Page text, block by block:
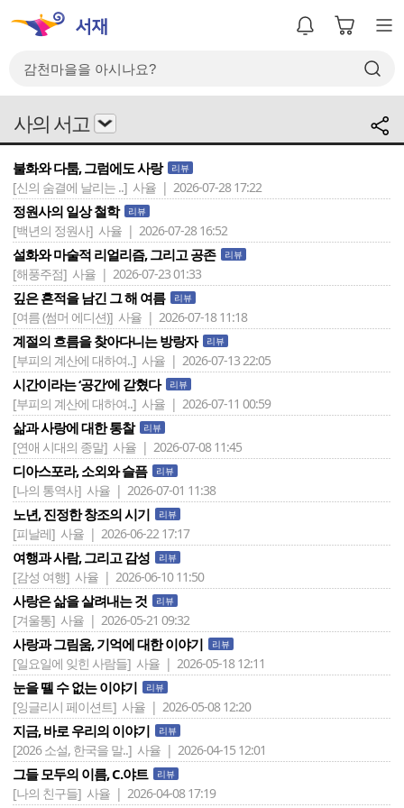
사의 서고
불화와 다툼, 그럼에도 사랑 리뷰
[신의 숨결에 날리는 ..] 사율 | 2026-07-28 17:22
정원사의 일상 철학 리뷰
[백년의 정원사] 사율 | 2026-07-28 16:52
설화와 마술적 리얼리즘, 그리고 공존 리뷰
[해풍주점] 사율 | 2026-07-23 01:33
깊은 흔적을 남긴 그 해 여름 리뷰
[여름 (썸머 에디션)] 사율 | 2026-07-18 11:18
계절의 흐름을 찾아다니는 방랑자 리뷰
[부피의 계산에 대하여..] 사율 | 2026-07-13 22:05
시간이라는 ‘공간‘에 갇혔다 리뷰
[부피의 계산에 대하여..] 사율 | 2026-07-11 00:59
삶과 사랑에 대한 통찰 리뷰
[연애 시대의 종말] 사율 | 2026-07-08 11:45
디아스포라, 소외와 슬픔 리뷰
[나의 통역사] 사율 | 2026-07-01 11:38
노년, 진정한 창조의 시기 리뷰
[피날레] 사율 | 2026-06-22 17:17
여행과 사람, 그리고 감성 리뷰
[감성 여행] 사율 | 2026-06-10 11:50
사랑은 삶을 살려내는 것 리뷰
[겨울통] 사율 | 2026-05-21 09:32
사랑과 그림움, 기억에 대한 이야기 리뷰
[일요일에 잊힌 사람들] 사율 | 2026-05-18 12:11
눈을 뗄 수 없는 이야기 리뷰
[잉글리시 페이션트] 사율 | 2026-05-08 12:20
지금, 바로 우리의 이야기 리뷰
[2026 소설, 한국을 말..] 사율 | 2026-04-15 12:01
그들 모두의 이름, C.야트 리뷰
[나의 친구들] 사율 | 2026-04-08 17:19